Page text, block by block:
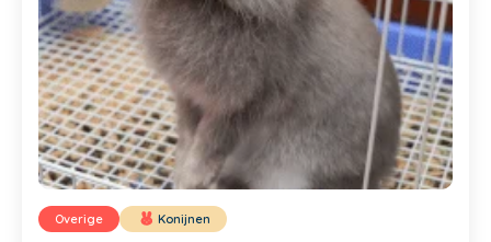
Overige Konijnen